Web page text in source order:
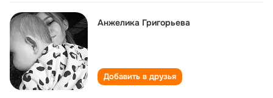
Анжелика Григорьева
Добавить в друзья